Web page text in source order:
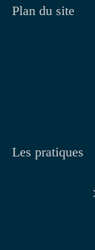
Plan du site
Les pratiques